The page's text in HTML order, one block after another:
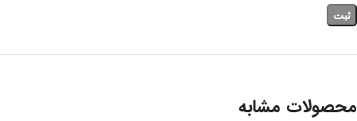
محصولات مشابه